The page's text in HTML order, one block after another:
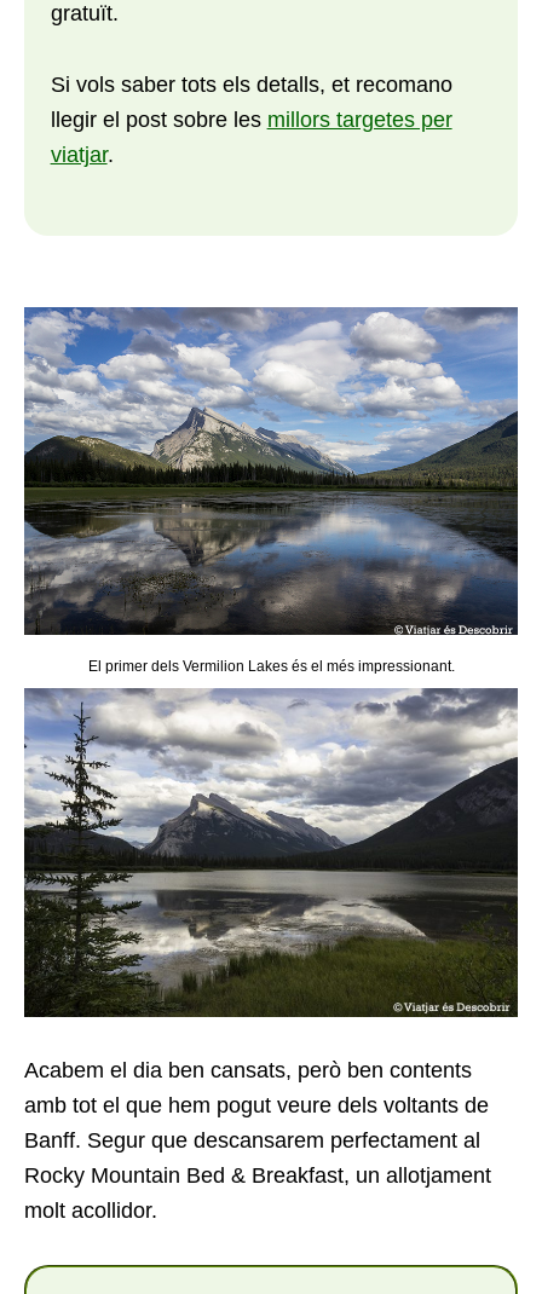
gratuït.
Si vols saber tots els detalls, et recomano
llegir el post sobre les millors targetes per
viatjar.
El primer dels Vermilion Lakes és el més impressionant.
Acabem el dia ben cansats, però ben contents
amb tot el que hem pogut veure dels voltants de
Banff. Segur que descansarem perfectament al
Rocky Mountain Bed & Breakfast, un allotjament
molt acollidor.